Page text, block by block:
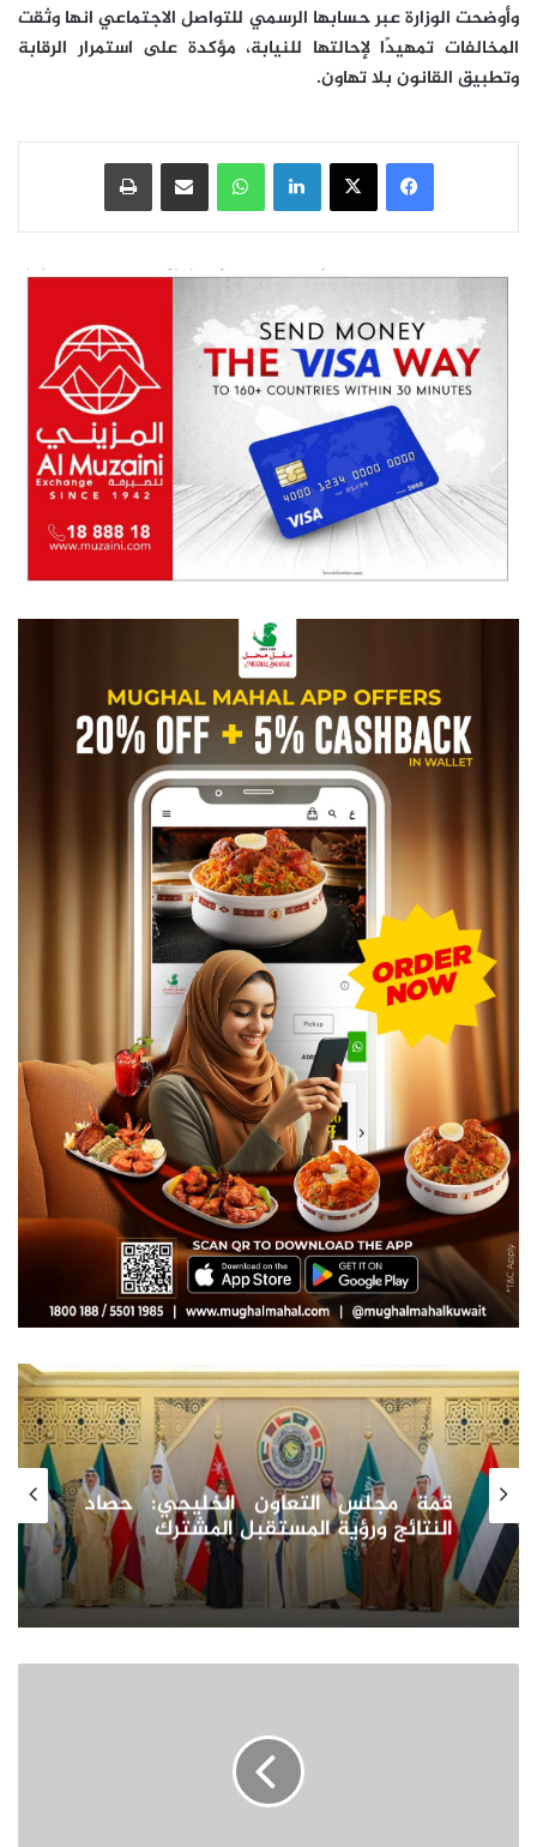
وأوضحت الوزارة عبر حسابها الرسمي للتواصل الاجتماعي انها وثقت
المخالفات تمهيدًا لإحالتها للنيابة، مؤكدة على استمرار الرقابة
وتطبيق القانون بلا تهاون.
فيسبوك‫X لينكدإنواتساب مشاركة عبر البريد طباعة
الخليجي: حصاد
المستقبل المشترك
قمة مجلس
وتعاون وتنمّيه